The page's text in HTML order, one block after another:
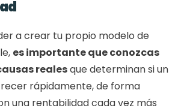
a crear tu propio modelo de
es importante que conozcas
reales que determinan si un
rápidamente, de forma
una rentabilidad cada vez más